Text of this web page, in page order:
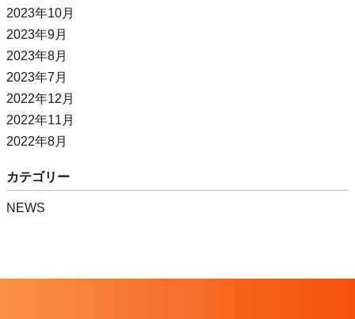
2023年10月
2023年9月
2023年8月
2023年7月
2022年12月
2022年11月
2022年8月
カテゴリー
NEWS